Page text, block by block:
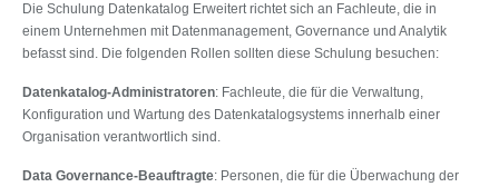
Die Schulung Datenkatalog Erweitert richtet sich an Fachleute, die in
einem Unternehmen mit Datenmanagement, Governance und Analytik
befasst sind. Die folgenden Rollen sollten diese Schulung besuchen:
Datenkatalog-Administratoren: Fachleute, die für die Verwaltung,
Konfiguration und Wartung des Datenkatalogsystems innerhalb einer
Organisation verantwortlich sind.
Data Governance-Beauftragte: Personen, die für die Überwachung der